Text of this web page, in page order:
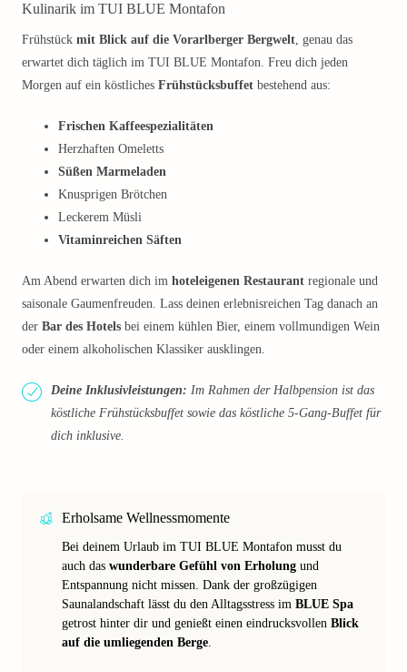
Kulinarik im TUI BLUE Montafon
Frühstück mit Blick auf die Vorarlberger Bergwelt, genau das
erwartet dich täglich im TUI BLUE Montafon. Freu dich jeden
Morgen auf ein köstliches Frühstücksbuffet bestehend aus:
Frischen Kaffeespezialitäten
Herzhaften Omeletts
Süßen Marmeladen
Knusprigen Brötchen
Leckerem Müsli
Vitaminreichen Säften
Am Abend erwarten dich im hoteleigenen Restaurant regionale und
saisonale Gaumenfreuden. Lass deinen erlebnisreichen Tag danach an
der Bar des Hotels bei einem kühlen Bier, einem vollmundigen Wein
oder einem alkoholischen Klassiker ausklingen.
Deine Inklusivleistungen: Im Rahmen der Halbpension ist das
köstliche Frühstücksbuffet sowie das köstliche 5-Gang-Buffet für
dich inklusive.
Erholsame Wellnessmomente
Bei deinem Urlaub im TUI BLUE Montafon musst du
auch das wunderbare Gefühl von Erholung und
Entspannung nicht missen. Dank der großzügigen
Saunalandschaft lässt du den Alltagsstress im BLUE Spa
getrost hinter dir und genießt einen eindrucksvollen Blick
auf die umliegenden Berge.